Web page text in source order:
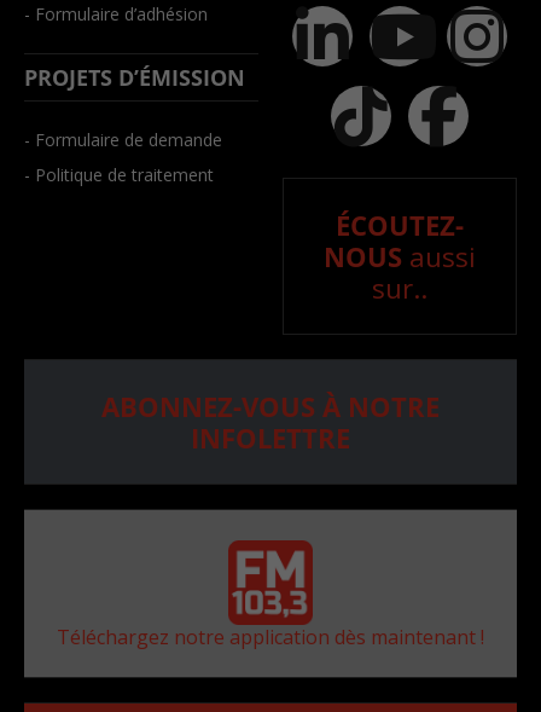
- Formulaire d’adhésion
PROJETS D’ÉMISSION
- Formulaire de demande
- Politique de traitement
ÉCOUTEZ-
NOUS aussi
sur..
ABONNEZ-VOUS À NOTRE
INFOLETTRE
Téléchargez notre application dès maintenant !